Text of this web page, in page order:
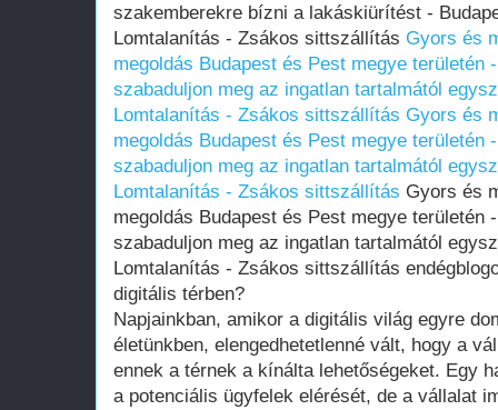
szakemberekre bízni a lakáskiürítést -
Lomtalanítás - Zsákos sittszállítás Gyors és
megoldás Budapest és Pest megye területén
szabaduljon meg az ingatlan tartalmától
Lomtalanítás - Zsákos sittszállítás Gyors és
megoldás Budapest és Pest megye területén
szabaduljon meg az ingatlan tartalmától
Lomtalanítás - Zsákos sittszállítás Gyors és
megoldás Budapest és Pest megye területén
szabaduljon meg az ingatlan tartalmától
Lomtalanítás - Zsákos sittszállítás
digitális térben?
Napjainkban, amikor a digitális világ egyre
életünkben, elengedhetetlenné vált, hogy a
ennek a térnek a kínálta lehetőségeket. Egy
a potenciális ügyfelek elérését, de a vállalat